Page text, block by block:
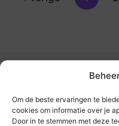
Om de beste ervaringen te
cookies om informatie over je
Door in te stemmen met deze